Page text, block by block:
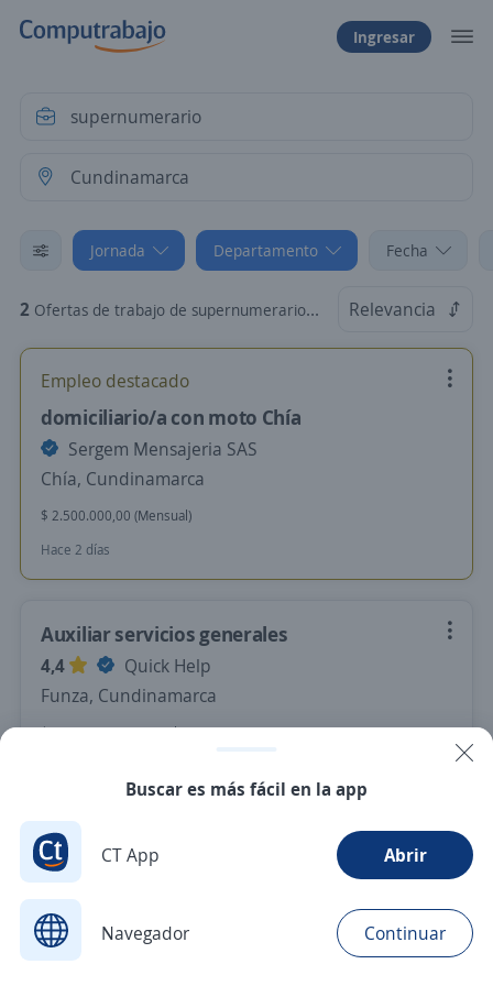
Ingresar
Jornada Departamento Fecha
2 Ofertas de trabajo de supernumerario en Cundinamarca: Tiempo Parcial Relevancia
Empleo destacado
domiciliario/a con moto Chía
Sergem Mensajeria SAS
Chía, Cundinamarca
$ 2.500.000,00 (Mensual)
Hace 2 días
Auxiliar servicios generales
4,4
Quick Help
Funza, Cundinamarca
$ 915.453,00 (Mensual)
Nuevas ofertas de empleo Avísame
Buscar es más fácil en la app
CT App Abrir
Navegador Continuar